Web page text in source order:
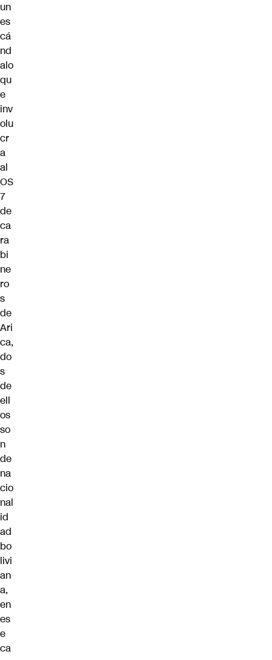
un
es
cá
nd
alo
qu
e
inv
olu
cr
a
al
OS
7
de
ca
ra
bi
ne
ro
s
de
Ari
ca,
do
s
de
ell
os
so
n
de
na
cio
nal
id
ad
bo
livi
an
a,
en
es
e
ca